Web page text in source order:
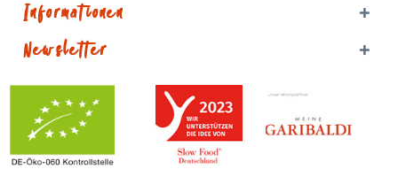
Informationen
Newsletter